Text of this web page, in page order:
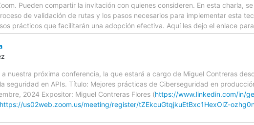
Pueden compartir la invitación con quienes consideren. En esta charla,
de validación de rutas y los pasos necesarios para implementar esta
prácticos que facilitarán una adopción efectiva. Aquí les dejo el enlace
a nuestra próxima conferencia, la que estará a cargo de Miguel Contreras
seguridad en APIs. Título: Mejores prácticas de Ciberseguridad en
2024 Expositor: Miguel Contreras Flores (https://www.linkedin.com/in/
https://us02web.zoom.us/meeting/register/tZEkcuGtqjkuEtBxc1HexOlZ-